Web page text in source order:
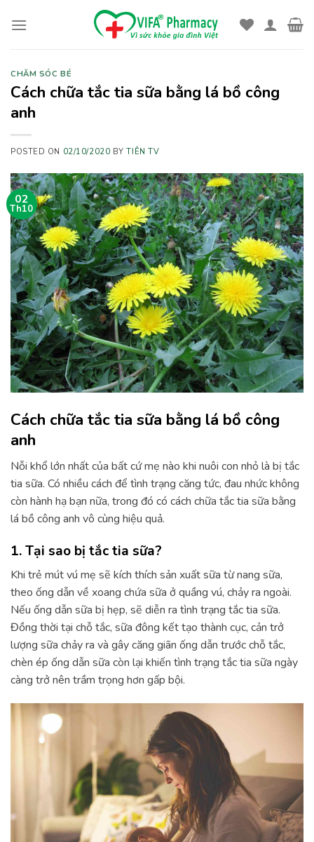
CHĂM SÓC BÉ
Cách chữa tắc tia sữa bằng lá bồ công
anh
POSTED ON 02/10/2020 BYTIÊN TV
02
Th10
Cách chữa tắc tia sữa bằng lá bồ công
anh
Nỗi khổ lớn nhất của bất cứ mẹ nào khi nuôi con nhỏ là bị tắc
tia sữa. Có nhiều cách để tình trạng căng tức, đau nhức không
còn hành hạ bạn nữa, trong đó có cách chữa tắc tia sữa bằng
lá bồ công anh vô cùng hiệu quả.
1. Tại sao bị tắc tia sữa?
Khi trẻ mút vú mẹ sẽ kích thích sản xuất sữa từ nang sữa,
theo ống dẫn về xoang chứa sữa ở quầng vú, chảy ra ngoài.
Nếu ống dẫn sữa bị hẹp, sẽ diễn ra tình trạng tắc tia sữa.
Đồng thời tại chỗ tắc, sữa đông kết tạo thành cục, cản trở
lượng sữa chảy ra và gây căng giãn ống dẫn trước chỗ tắc,
chèn ép ống dẫn sữa còn lại khiến tình trạng tắc tia sữa ngày
càng trở nên trầm trọng hơn gấp bội.